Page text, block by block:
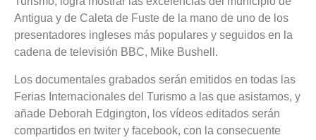
Antigua y de Caleta de Fuste de la mano de uno de los
presentadores ingleses más populares y seguidos en la
cadena de televisión BBC, Mike Bushell.
Los documentales grabados serán emitidos en todas las
Ferias Internacionales del Turismo a las que asistamos, y
añade Deborah Edgington, los vídeos editados serán
compartidos en twiter y facebook, con la consecuente